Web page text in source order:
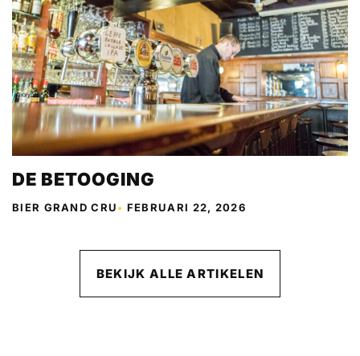
DE BETOOGING
BIER GRAND CRU• FEBRUARI 22, 2026
BEKIJK ALLE ARTIKELEN